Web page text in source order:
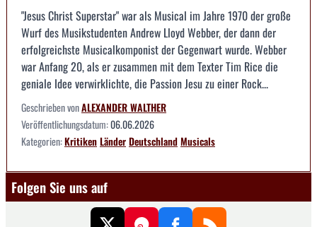
"Jesus Christ Superstar" war als Musical im Jahre 1970 der große
Wurf des Musikstudenten Andrew Lloyd Webber, der dann der
erfolgreichste Musicalkomponist der Gegenwart wurde. Webber
war Anfang 20, als er zusammen mit dem Texter Tim Rice die
geniale Idee verwirklichte, die Passion Jesu zu einer Rock...
Geschrieben vonALEXANDER WALTHER
Veröffentlichungsdatum:06.06.2026
Kategorien:KritikenLänderDeutschlandMusicals
Folgen Sie uns auf